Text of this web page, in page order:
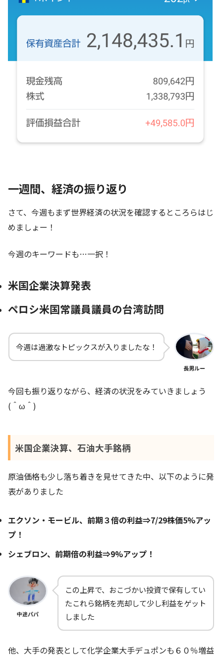
一週間、経済の振り返り
さて、今週もまず世界経済の状況を確認するところらはじ
めましょー！
今週のキーワードも…一択！
米国企業決算発表
ペロシ米国常議員議員の台湾訪問
今週は過激なトピックスが入りましたな！
長男ルー
今回も振り返りながら、経済の状況をみていきましょう
(＾ω＾)
米国企業決算、石油大手銘柄
原油価格も少し落ち着きを見せてきた中、以下のように発
表がありました
エクソン・モービル、前期３倍の利益⇒7/29株価5%アッ
プ！
シェブロン、前期倍の利益⇒9%アップ！
中途パパ
この上昇で、おこづかい投資で保有してい
たこれら銘柄を売却して少し利益をゲット
しました
他、大手の発表として化学企業大手デュポンも６０％増益